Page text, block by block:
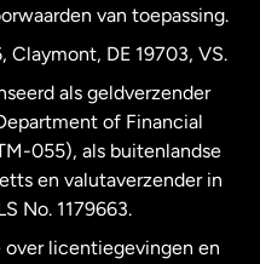
English
Español
van toepassing.
Claymont, DE 19703, VS.
als geldverzender
of Financial
055), als buitenlandse
en valutaverzender in
No. 1179663.
licentiegevingen en